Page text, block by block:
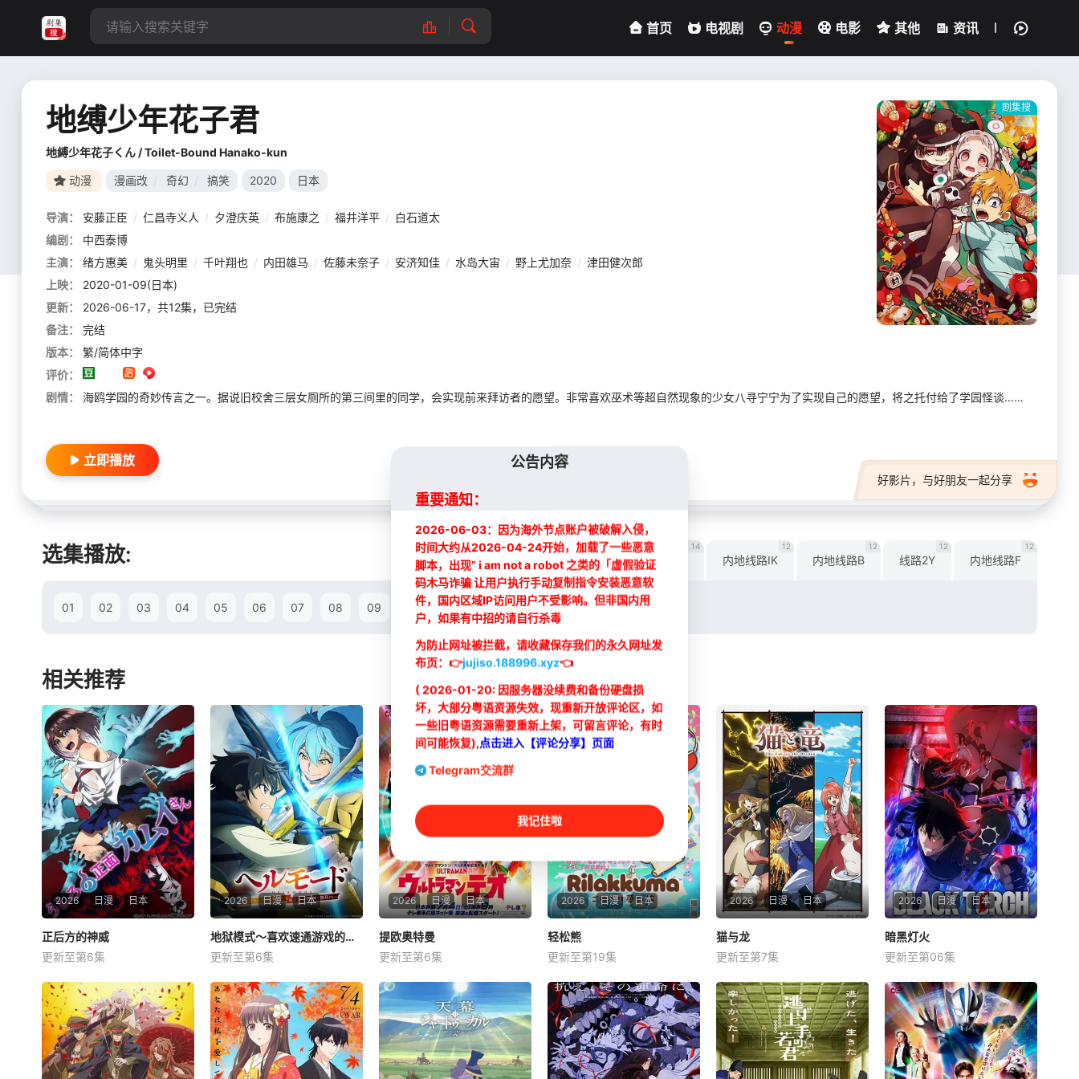
首页 电视剧 动漫 电影 其他 资讯
剧集搜
地缚少年花子君
地縛少年花子くん / Toilet-Bound Hanako-kun
动漫 漫画改 奇幻 搞笑 2020 日本
导演： 安藤正臣 / 仁昌寺义人 / 夕澄庆英 / 布施康之 / 福井洋平 / 白石道太
编剧：
中西泰博
主演：
绪方惠美 / 鬼头明里 / 千叶翔也 / 内田雄马 / 佐藤未奈子 / 安济知佳 / 水岛大宙 / 野上尤加奈 / 津田健次郎
上映：
2020-01-09(日本)
更新：
2026-06-17，共12集，已完结
备注：
完结
版本：
繁/简体中字
评价：
剧情：
海鸥学园的奇妙传言之一。据说旧校舍三层女厕所的第三间里的同学，会实现前来拜访者的愿望。非常喜欢巫术等超自然现象的少女八寻宁宁为了实现自己的愿望，将之托付给了学园怪谈……
好影片，与好朋友一起分享
立即播放
选集播放: WJ线路
12
JS线路
12
内地线路L
14
内地线路IK
12
内地线路B
12
线路2Y
12
内地线路F
12
01 02 03 04 05 06 07 08 09 10 11
最新
12
最新
相关推荐
2026 日漫 日本
正后方的神威
市道真央
能看见幽灵的平凡女高中
生·志津香，利用容易吸引幽灵
的特殊体质，从旁协助知名灵
能力者·神威除灵。 拥有压倒
正后方的神威
更新至第6集
2026 日漫 日本
地狱模式～喜欢速通游戏的玩家在废设定异世界无双～第二季
田村睦心
在无名网络游戏的世界中，转
生到最高难度“地狱模式”的前
废人玩家少年亚莲。没有攻略
本，没有论坛。连练级都是赌
上性命——面对如此绝望的环
地狱模式～喜欢速通游戏的玩家在废设定异世界无双～第二季
更新至第6集
2026 日漫 日本
提欧奥特曼
岩崎碧
宇宙某处的行星“H12” 这颗与
地球极其相似的星球，某日遭
到了来自外星的宇宙怪兽袭击
在星球崩毁、走向灭亡之际，
一名外星人独自逃往了地球 他
提欧奥特曼
更新至第6集
2026 日漫 日本
轻松熊
未知
轻松熊
更新至第19集
2026 日漫 日本
猫与龙
子安武人
在深邃的森林深处，一只
会喷火的龙，与一群能操纵魔
法的猫咪一同生活着。这只在
出生前便失去亲生父母的龙，
被一只偶然相遇的母猫抚养长
猫与龙
更新至第7集
2026 日漫 日本
暗黑灯火
铃木崚汰
作为忍者后裔被祖父抚养
长大、拥有与动物对话能力的
高中生·我妻二郎，某日在森林
中遇见了受伤倒地的黑猫·罗
睺。看似普通的黑猫罗睺，其
暗黑灯火
更新至第06集
公告内容
重要通知：
2026-06-03：因为海外节点账户被破解入侵，
时间大约从2026-04-24开始，加载了一些恶意
脚本，出现” i am not a robot 之类的「虚假验证
码木马诈骗 让用户执行手动复制指令安装恶意软
件，国内区域IP访问用户不受影响。但非国内用
户，如果有中招的请自行杀毒
为防止网址被拦截，请收藏保存我们的永久网址发
布页： 👉jujiso.188996.xyz👈
( 2026-01-20: 因服务器没续费和备份硬盘损
坏，大部分粤语资源失效，现重新开放评论区，如
一些旧粤语资源需要重新上架，可留言评论，有时
间可能恢复),点击进入【评论分享】页面
Telegram交流群
我记住啦